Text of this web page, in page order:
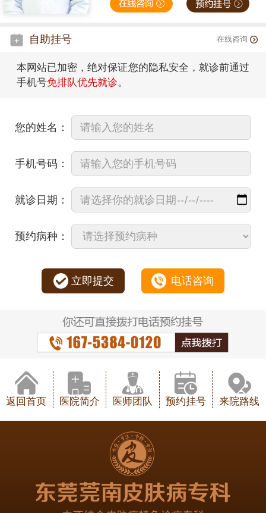
自助挂号 在线咨询
本网站已加密，绝对保证您的隐私安全，就诊前通过
手机号免排队优先就诊。
您的姓名：
手机号码：
就诊日期：
预约病种：
立即提交 电话咨询
返回首页 医院简介 医师团队 预约挂号 来院路线